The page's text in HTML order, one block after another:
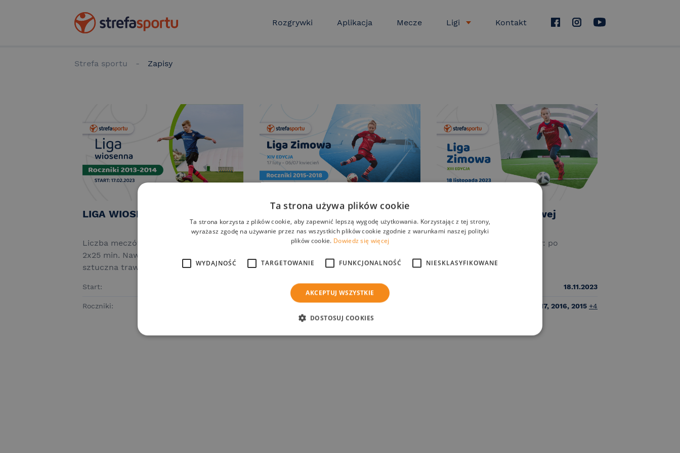
Rozgrywki Aplikacja Mecze Ligi Kontakt
Strefa sportu - Zapisy
LIGA WIOSENNA 2014-2013
Liczba meczów: 7 Czas gry: po
2x25 min. Nawierzchnia:
sztuczna trawa
Start:
Roczniki:
XIV Edycja Ligi Zimowej
Liczba meczów: 7 Czas gry: po
zaawansowania Nawierzchnia:...
17.02.2024
XIII Edycja Ligi Zimowej
Liczba meczów: 7 Czas gry: po
sztuczna trawa
18.11.2023
2017, 2016, 2015 +4
Ta strona używa plików cookie
Ta strona korzysta z plików cookie, aby zapewnić lepszą wygodę użytkowania. Korzystając z tej strony,
wyrażasz zgodę na używanie przez nas wszystkich plików cookie zgodnie z warunkami naszej polityki
plików cookie. Dowiedz się więcej
WYDAJNOŚĆ TARGETOWANIE FUNKCJONALNOŚĆ NIESKLASYFIKOWANE
AKCEPTUJ WSZYSTKIE
DOSTOSUJ COOKIES